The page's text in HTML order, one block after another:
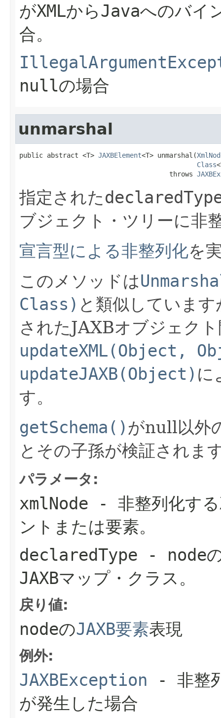
がXMLからJavaへのバイ
合。
nullの場合
unmarshal
public abstract <T> JAXBElement<T> unmarshal(
Class
                                      throws
指定された
ブジェクト・ツリーに非
宣言型による非整列化を
このメソッドは
Class) と類似していま
されたJAXBオブジェク
updateXML(Object,
updateJAXB(Object) に
す。
getSchema() がnull以外
とその子孫が検証されま
パラメータ:
xmlNode - 非整列化する
ントまたは要素。
declaredType - node
JAXBマップ・クラス。
戻り値:
nodeのJAXB要素表現
例外:
JAXBException - 非整
が発生した場合